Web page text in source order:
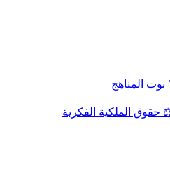
بوت المناهج
حقوق الملكية الفكرية